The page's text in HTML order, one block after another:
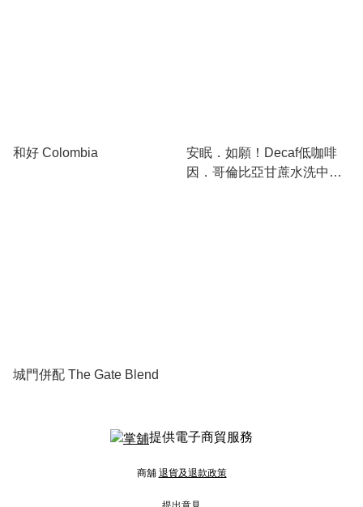
和好 Colombia
安眠．如願！Decaf低咖啡
因．哥倫比亞甘蔗水洗中深
城門併配 The Gate Blend
提供電子商貿服務
商舖 退貨及退款政策